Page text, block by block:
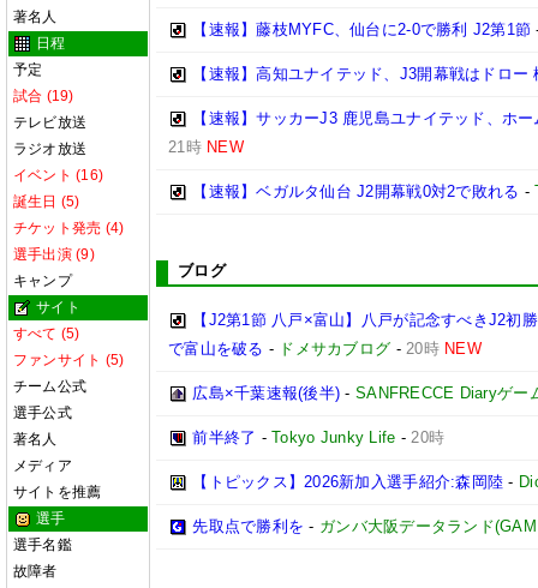
著名人
日程
予定
試合 (19)
テレビ放送
ラジオ放送
イベント (16)
誕生日 (5)
チケット発売 (4)
選手出演 (9)
キャンプ
サイト
すべて (5)
ファンサイト (5)
チーム公式
選手公式
著名人
メディア
サイトを推薦
選手
選手名鑑
故障者
【速報】藤枝MYFC、仙台に2-0で勝利 J2第1節
【速報】高知ユナイテッド、J3開幕戦はドロ
【速報】サッカーJ3 鹿児島ユナイテッド、ホ
21時 NEW
【速報】ベガルタ仙台 J2開幕戦0対2で敗れる -
ブログ
【J2第1節 八戸×富山】八戸が記念すべきJ2初
で富山を破る - ドメサカブログ -20時 NEW
広島×千葉速報(後半) -SANFRECCE Diaryゲー
前半終了 -Tokyo Junky Life -20時
【トピックス】2026新加入選手紹介:森岡陸 -
先取点で勝利を - ガンバ大阪データランド